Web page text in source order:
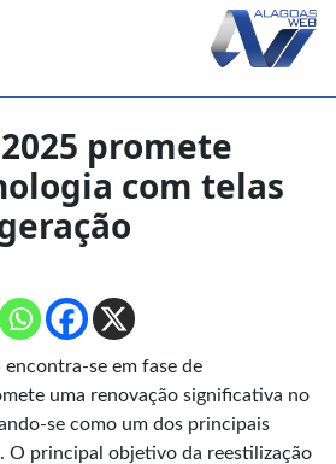
promete
com telas
se em fase de
uma renovação significativa no
se como um dos principais
O principal objetivo da reestilização